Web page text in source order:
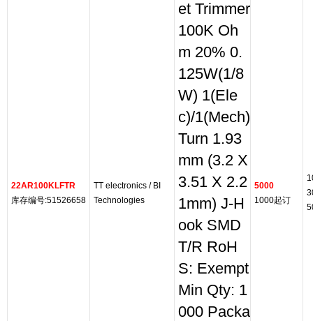
22AR100KLFTR
库存编号:51526658
TT electronics / BI
Technologies
et Trimmer
100K Oh
m 20% 0.
125W(1/8
W) 1(Ele
c)/1(Mech)
Turn 1.93
mm (3.2 X
3.51 X 2.2
1mm) J-H
ook SMD
T/R RoH
S: Exempt
Min Qty: 1
000 Packa
5000
1000起订